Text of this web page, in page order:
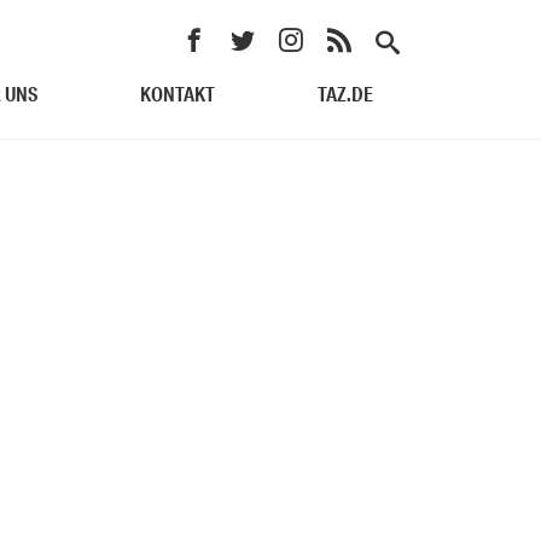
UNS KONTAKT TAZ.DE